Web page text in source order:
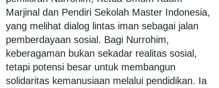
Marjinal dan Pendiri Sekolah Master Indonesia,
yang melihat dialog lintas iman sebagai jalan
pemberdayaan sosial. Bagi Nurrohim,
keberagaman bukan sekadar realitas sosial,
tetapi potensi besar untuk membangun
solidaritas kemanusiaan melalui pendidikan. Ia